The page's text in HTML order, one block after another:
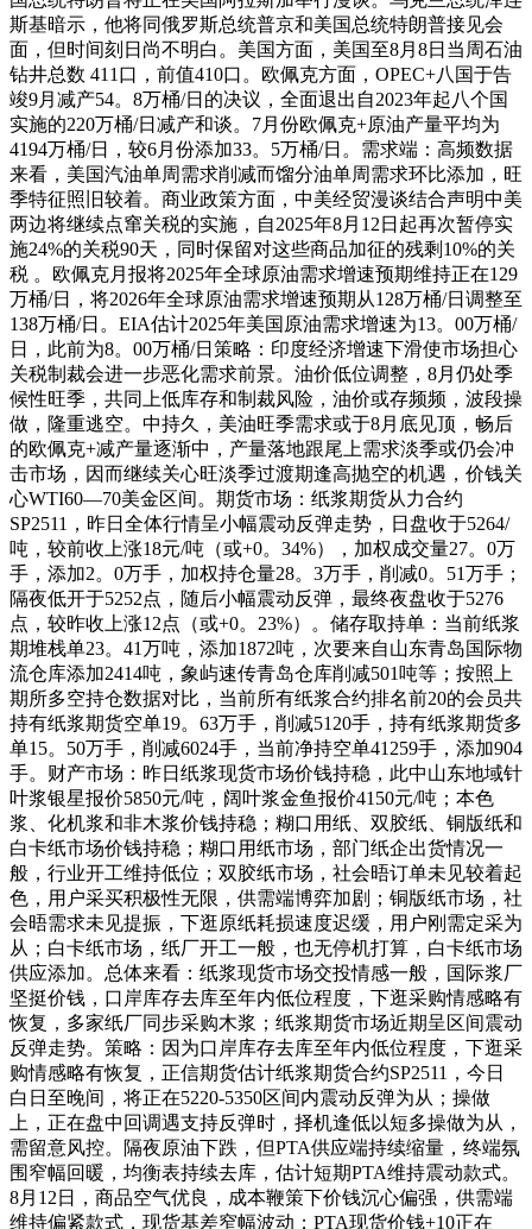
斯基暗示，他将同俄罗斯总统普京和美国总统特朗普接见会
面，但时间刻日尚不明白。美国方面，美国至8月8日当周石油
钻井总数 411口，前值410口。欧佩克方面，OPEC+八国于告
竣9月减产54。8万桶/日的决议，全面退出自2023年起八个国
实施的220万桶/日减产和谈。7月份欧佩克+原油产量平均为
4194万桶/日，较6月份添加33。5万桶/日。需求端：高频数据
来看，美国汽油单周需求削减而馏分油单周需求环比添加，旺
季特征照旧较着。商业政策方面，中美经贸漫谈结合声明中美
两边将继续点窜关税的实施，自2025年8月12日起再次暂停实
施24%的关税90天，同时保留对这些商品加征的残剩10%的关
税 。欧佩克月报将2025年全球原油需求增速预期维持正在129
万桶/日，将2026年全球原油需求增速预期从128万桶/日调整至
138万桶/日。EIA估计2025年美国原油需求增速为13。00万桶/
日，此前为8。00万桶/日策略：印度经济增速下滑使市场担心
关税制裁会进一步恶化需求前景。油价低位调整，8月仍处季
候性旺季，共同上低库存和制裁风险，油价或存频频，波段操
做，隆重逃空。中持久，美油旺季需求或于8月底见顶，畅后
的欧佩克+减产量逐渐中，产量落地跟尾上需求淡季或仍会冲
击市场，因而继续关心旺淡季过渡期逢高抛空的机遇，价钱关
心WTI60—70美金区间。期货市场：纸浆期货从力合约
SP2511，昨日全体行情呈小幅震动反弹走势，日盘收于5264/
吨，较前收上涨18元/吨（或+0。34%），加权成交量27。0万
手，添加2。0万手，加权持仓量28。3万手，削减0。51万手；
隔夜低开于5252点，随后小幅震动反弹，最终夜盘收于5276
点，较昨收上涨12点（或+0。23%）。储存取持单：当前纸浆
期堆栈单23。41万吨，添加1872吨，次要来自山东青岛国际物
流仓库添加2414吨，象屿速传青岛仓库削减501吨等；按照上
期所多空持仓数据对比，当前所有纸浆合约排名前20的会员共
持有纸浆期货空单19。63万手，削减5120手，持有纸浆期货多
单15。50万手，削减6024手，当前净持空单41259手，添加904
手。财产市场：昨日纸浆现货市场价钱持稳，此中山东地域针
叶浆银星报价5850元/吨，阔叶浆金鱼报价4150元/吨；本色
浆、化机浆和非木浆价钱持稳；糊口用纸、双胶纸、铜版纸和
白卡纸市场价钱持稳；糊口用纸市场，部门纸企出货情况一
般，行业开工维持低位；双胶纸市场，社会晤订单未见较着起
色，用户采买积极性无限，供需端博弈加剧；铜版纸市场，社
会晤需求未见提振，下逛原纸耗损速度迟缓，用户刚需定采为
从；白卡纸市场，纸厂开工一般，也无停机打算，白卡纸市场
供应添加。总体来看：纸浆现货市场交投情感一般，国际浆厂
坚挺价钱，口岸库存去库至年内低位程度，下逛采购情感略有
恢复，多家纸厂同步采购木浆；纸浆期货市场近期呈区间震动
反弹走势。策略：因为口岸库存去库至年内低位程度，下逛采
购情感略有恢复，正信期货估计纸浆期货合约SP2511，今日
白日至晚间，将正在5220-5350区间内震动反弹为从；操做
上，正在盘中回调遇支持反弹时，择机逢低以短多操做为从，
需留意风控。隔夜原油下跌，但PTA供应端持续缩量，终端氛
围窄幅回暖，均衡表持续去库，估计短期PTA维持震动款式。
8月12日，商品空气优良，成本鞭策下价钱沉心偏强，供需端
维持偏紧款式，现货基差窄幅波动；PTA现货价钱+10正在